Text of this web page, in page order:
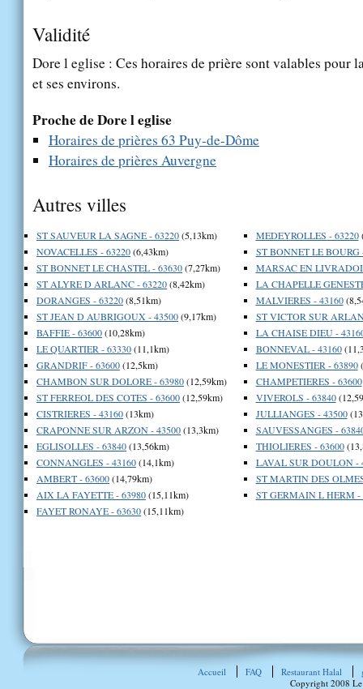
Validité
Dore l eglise : Ces horaires de prière sont valables pour
et ses environs.
Proche de Dore l eglise
Horaires de prières 63 Puy-de-Dôme
Horaires de prières Auvergne
Autres villes
ST SAUVEUR LA SAGNE - 63220(5,13km)
NOVACELLES - 63220(6,43km)
ST BONNET LE CHASTEL - 63630(7,27km)
ST ALYRE D ARLANC - 63220(8,42km)
DORANGES - 63220(8,51km)
ST JEAN D AUBRIGOUX - 43500(9,17km)
BAFFIE - 63600(10,28km)
LE QUARTIER - 63330(11,1km)
GRANDRIF - 63600(12,5km)
CHAMBON SUR DOLORE - 63980(12,59km)
ST FERREOL DES COTES - 63600(12,59km)
CISTRIERES - 43160(13km)
CRAPONNE SUR ARZON - 43500(13,3km)
EGLISOLLES - 63840(13,56km)
CONNANGLES - 43160(14,1km)
AMBERT - 63600(14,79km)
AIX LA FAYETTE - 63980(15,11km)
FAYET RONAYE - 63630(15,11km)
MEDEYROLLES - 63220
ST BONNET LE BOURG
MARSAC EN
LA CHAPELLE
MALVIERES - 43160
ST VICTOR SUR
LA CHAISE DIEU -
BONNEVAL - 43160
LE MONESTIER - 63890
CHAMPETIERES - 63600
VIVEROLS - 63840
JULLIANGES - 43500
SAUVESSANGES -
THIOLIERES - 63600
LAVAL SUR DOULON -
ST MARTIN DES
ST GERMAIN L HERM -
Accueil FAQ Restaurant Halal
Copyright 2008